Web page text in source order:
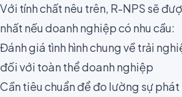
Với tính chất nêu trên, R-NPS sẽ
nhất nếu doanh nghiệp có nhu cầu:
Đánh giá tình hình chung về trải
đối với toàn thể doanh nghiệp
Cần tiêu chuẩn để đo lường sự phát